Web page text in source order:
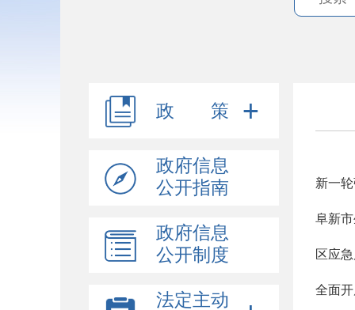
政 策
政府信息
公开指南
政府信息
公开制度
法定主动
新一
阜新
区应
全面